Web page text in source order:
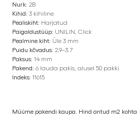
Nurk: 2B
Kihid: 3 kihiline
Pealiskiht: Harjatud
Paigaldustüüp: UNILIN, Click
Pealmine kiht: Üle 3 mm
Puidu kõvadus: 2.9–3.7
Paksus: 14 mm
Pakend: 6 lauda pakis, alusel 50 pakki
Indeks: 11615
Müüme pakendi kaupa. Hind antud m2 kohta.